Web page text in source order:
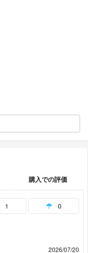
購入での評価
1 0
2026/07/20